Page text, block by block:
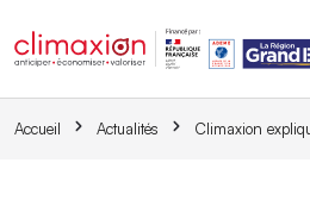
Accueil Actualités Climaxion